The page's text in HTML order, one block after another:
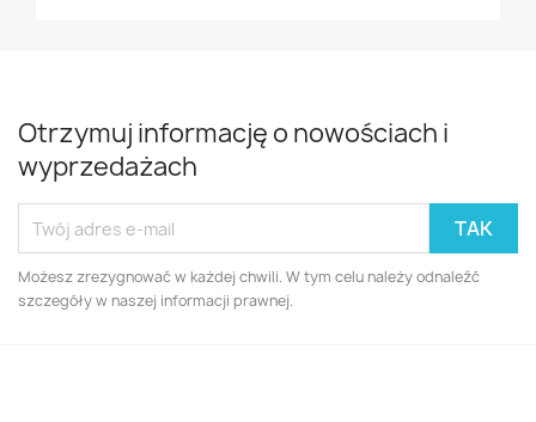
Otrzymuj informację o nowościach i
wyprzedażach
Możesz zrezygnować w każdej chwili. W tym celu należy odnaleźć
szczegóły w naszej informacji prawnej.